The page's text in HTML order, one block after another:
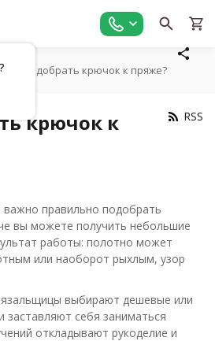
?Как подобрать крючок к пряже?
крючок к
RSS
правильно подобрать
вы можете получить небольшие
работы: полотно может
или наоборот рыхлым, узор
выбирают дешевые или
себя заниматься
откладывают рукоделие и